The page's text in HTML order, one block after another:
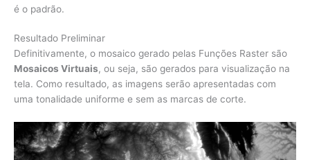
é o padrão.
Resultado Preliminar
Definitivamente, o mosaico gerado pelas Funções Raster são
Mosaicos Virtuais, ou seja, são gerados para visualização na
tela. Como resultado, as imagens serão apresentadas com
uma tonalidade uniforme e sem as marcas de corte.